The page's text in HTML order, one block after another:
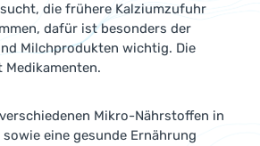
die frühere Kalziumzufuhr
dafür ist besonders der
Milchprodukten wichtig. Die
Mikro-Nährstoffen in
eine gesunde Ernährung